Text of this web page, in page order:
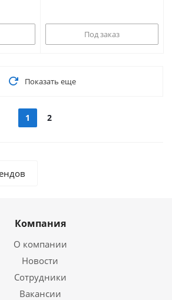
Под заказ
Показать еще
1 2
Компания
О компании
Новости
Сотрудники
Вакансии